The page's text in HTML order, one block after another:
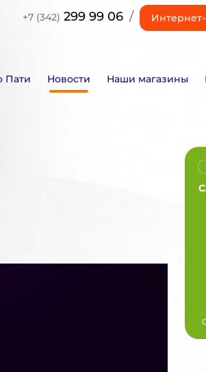
+7 (342) 299 99 06 /
Пати Новости Наши магазины